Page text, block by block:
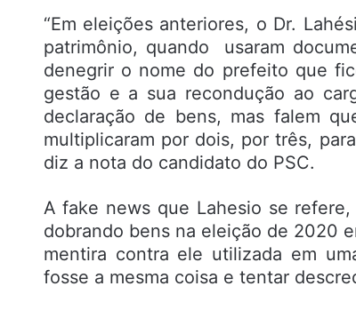
“Em eleições anteriores, o Dr.
patrimônio, quando usaram
denegrir o nome do prefeito que
gestão e a sua recondução ao
declaração de bens, mas falem
multiplicaram por dois, por três,
diz a nota do candidato do PSC.
A fake news que Lahesio se
dobrando bens na eleição de 2020
mentira contra ele utilizada em
fosse a mesma coisa e tentar